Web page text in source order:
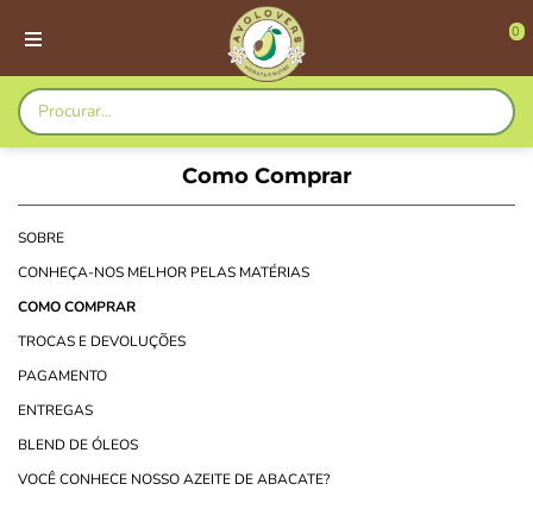
0
Como Comprar
SOBRE
CONHEÇA-NOS MELHOR PELAS MATÉRIAS
COMO COMPRAR
TROCAS E DEVOLUÇÕES
PAGAMENTO
ENTREGAS
BLEND DE ÓLEOS
VOCÊ CONHECE NOSSO AZEITE DE ABACATE?